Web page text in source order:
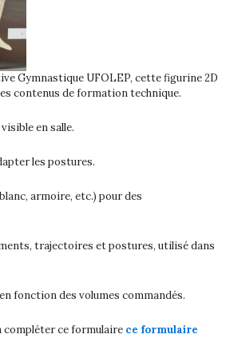
Gymnastique UFOLEP, cette figurine 2D
contenus de formation technique.
en salle.
les postures.
armoire, etc.) pour des
trajectoires et postures, utilisé dans
fonction des volumes commandés.
ce formulaire ce formulaire